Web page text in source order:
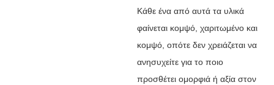
Κάθε ένα από αυτά τα υλικά
φαίνεται κομψό, χαριτωμένο και
κομψό, οπότε δεν χρειάζεται να
ανησυχείτε για το ποιο
προσθέτει ομορφιά ή αξία στον